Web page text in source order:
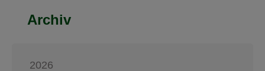
Archiv
2026